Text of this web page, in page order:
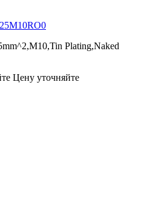
Plating,Naked
Цену уточняйте